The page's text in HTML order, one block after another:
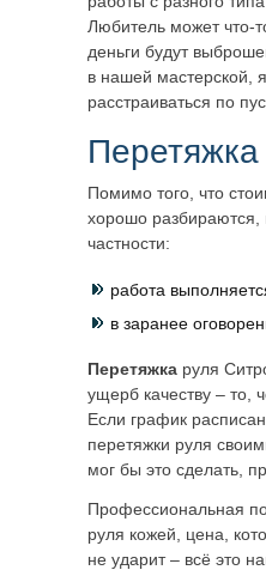
Любитель может что-
деньги будут
в нашей мастерской,
расстраиваться по
Помимо того, что
хорошо
частности:
работа
в заранее
Перетяжка руля
ущерб качеству – то,
Если график
перетяжки руля
мог бы это сделать,
Профессиональная
руля кожей, цена,
не ударит – всё это